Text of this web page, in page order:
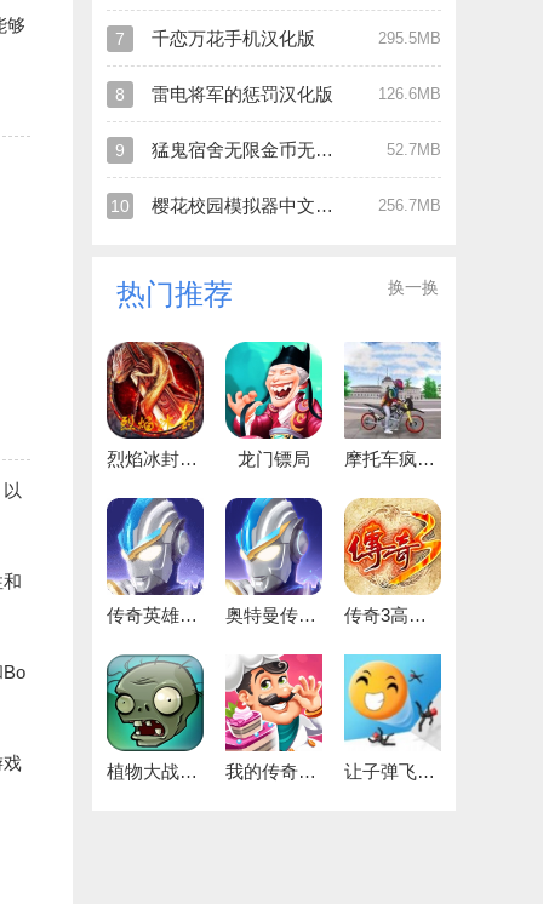
够
戏
7 千恋万花手机汉化版 295.5MB
8 雷电将军的惩罚汉化版 126.6MB
9 猛鬼宿舍无限金币无限闪电版 52.7MB
10 樱花校园模拟器中文版破解版 256.7MB
热门推荐 换一换
烈焰冰封最新免费版 龙门镖局 摩托车疯狂驾驶
传奇英雄无限宝石安卓直装版 奥特曼传奇英雄版 传奇3高爆版
植物大战僵尸1中文原版 我的传奇餐厅 让子弹飞一下